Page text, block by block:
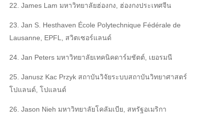
22. James Lam มหาวิทยาลัยฮ่องกง, ฮ่องกงประเทศจีน
23. Jan S. Hesthaven École Polytechnique Fédérale de
Lausanne, EPFL, สวิตเซอร์แลนด์
24. Jan Peters มหาวิทยาลัยเทคนิคดาร์มชัตต์, เยอรมนี
25. Janusz Kac Przyk สถาบันวิจัยระบบสถาบันวิทยาศาสตร์
โปแลนด์, โปแลนด์
26. Jason Nieh มหาวิทยาลัยโคลัมเบีย, สหรัฐอเมริกา